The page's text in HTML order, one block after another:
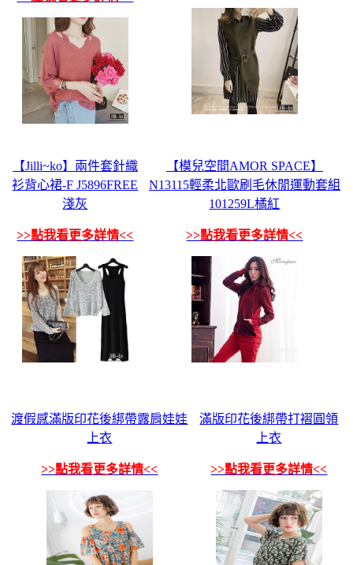
【Jilli~ko】兩件套針織
衫背心裙-F J5896FREE
淺灰
>>點我看更多詳情<<
【模兒空間AMOR SPACE】
N13115輕柔北歐刷毛休閒運動套組
101259L橘紅
>>點我看更多詳情<<
渡假感滿版印花後綁帶露肩娃娃
上衣
>>點我看更多詳情<<
滿版印花後綁帶打褶圓領
上衣
>>點我看更多詳情<<